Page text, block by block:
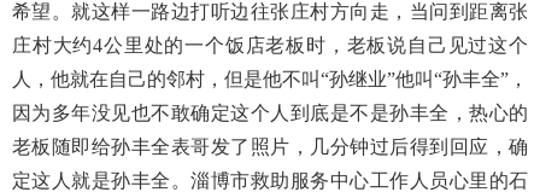
希望。就这样一路边打听边往张庄村方向走，当问到距离张
庄村大约4公里处的一个饭店老板时，老板说自己见过这个
人，他就在自己的邻村，但是他不叫“孙继业”他叫“孙丰全”，
因为多年没见也不敢确定这个人到底是不是孙丰全，热心的
老板随即给孙丰全表哥发了照片，几分钟过后得到回应，确
定这人就是孙丰全。淄博市救助服务中心工作人员心里的石